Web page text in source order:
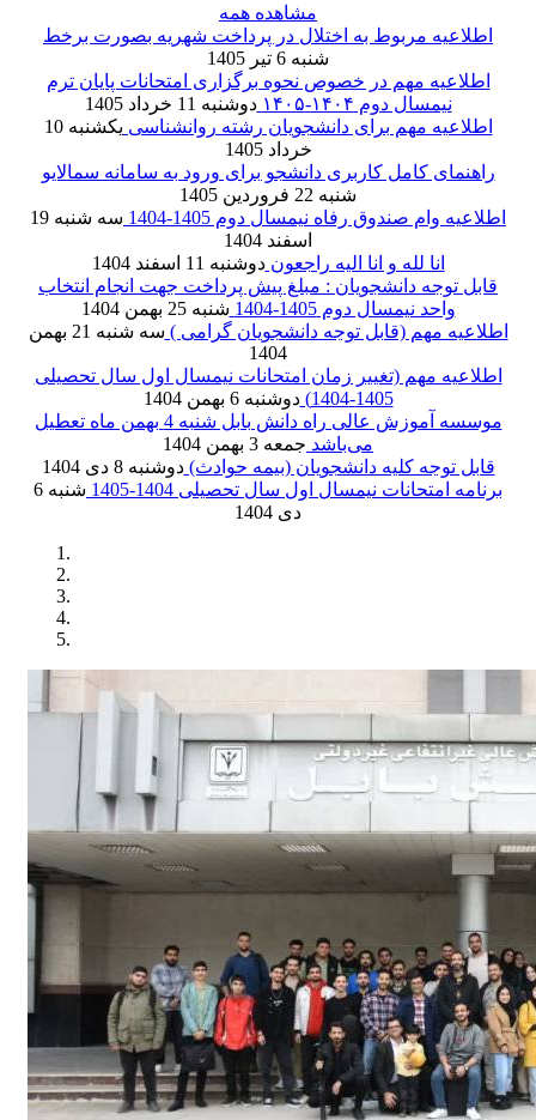
مشاهده همه
اطلاعیه مربوط به اختلال در پرداخت شهریه بصورت برخط
شنبه 6 تیر 1405
اطلاعیه مهم در خصوص نحوه برگزاری امتحانات پایان ترم
نیمسال دوم ۱۴۰۴-۱۴۰۵
دوشنبه 11 خرداد 1405
اطلاعیه مهم برای دانشجویان رشته روانشناسی
یکشنبه 10
خرداد 1405
راهنمای کامل کاربری دانشجو برای ورود به سامانه سمالایو
شنبه 22 فروردین 1405
اطلاعیه وام صندوق رفاه نیمسال دوم 1405-1404
سه شنبه 19
اسفند 1404
انا لله و انا الیه راجعوندوشنبه 11 اسفند 1404
قابل توجه دانشجویان : مبلغ پیش پرداخت جهت انجام انتخاب
واحد نیمسال دوم 1405-1404
شنبه 25 بهمن 1404
اطلاعیه مهم (قابل توجه دانشجویان گرامی )
سه شنبه 21 بهمن
1404
اطلاعیه مهم (تغییر زمان امتحانات نیمسال اول سال تحصیلی
1405-1404)
دوشنبه 6 بهمن 1404
موسسه آموزش عالی راه دانش بابل شنبه 4 بهمن ماه تعطیل
می‌باشد جمعه 3 بهمن 1404
قابل توجه کلیه دانشجویان (بیمه حوادث)دوشنبه 8 دی 1404
برنامه امتحانات نیمسال اول سال تحصیلی 1404-1405
شنبه 6
دی 1404